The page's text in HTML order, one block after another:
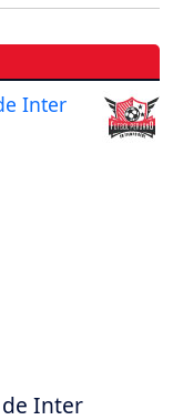
Inter